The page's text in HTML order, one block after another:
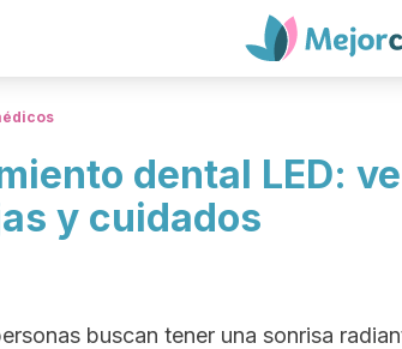
dental LED:
y cuidados
buscan tener una sonrisa